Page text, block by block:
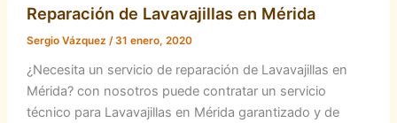
Reparación de Lavavajillas en Mérida
Sergio Vázquez /31 enero, 2020
¿Necesita un servicio de reparación de Lavavajillas en
Mérida? con nosotros puede contratar un servicio
técnico para Lavavajillas en Mérida garantizado y de